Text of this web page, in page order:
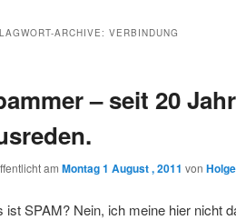
ARCHIVE: VERBINDUNG
– seit 20
am Montag 1 August , 2011 von
ist SPAM? Nein, ich meine hier nicht